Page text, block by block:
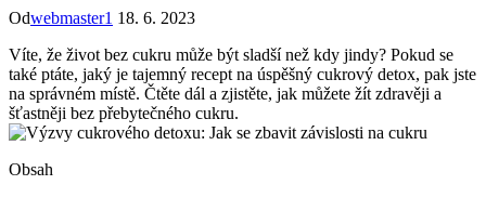
Odwebmaster1 18. 6. 2023
Víte, že život bez cukru může být sladší než kdy jindy? Pokud se
také ptáte, jaký je tajemný recept na úspěšný cukrový detox, pak jste
na správném místě. Čtěte dál a zjistěte, jak můžete žít zdravěji a
šťastněji bez přebytečného cukru.
Obsah